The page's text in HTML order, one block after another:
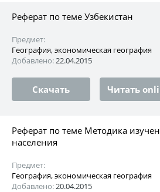
Реферат по теме Узбекистан
Предмет:
География, экономическая география
Добавлено:22.04.2015
Скачать Читать
Реферат по теме Методика
населения
Предмет:
География, экономическая география
Добавлено:20.04.2015